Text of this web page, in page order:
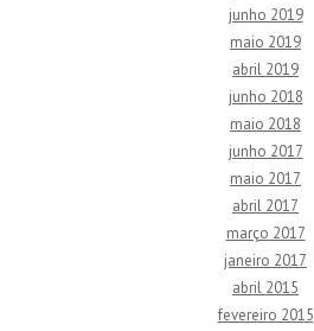
junho 2019
maio 2019
abril 2019
junho 2018
maio 2018
junho 2017
maio 2017
abril 2017
março 2017
janeiro 2017
abril 2015
fevereiro 2015